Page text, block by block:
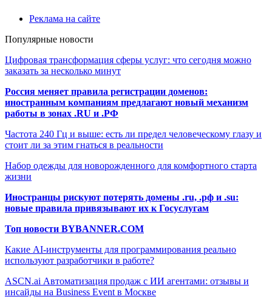
Реклама на сайте
Популярные новости
Цифровая трансформация сферы услуг: что сегодня можно
заказать за несколько минут
Россия меняет правила регистрации доменов:
иностранным компаниям предлагают новый механизм
работы в зонах .RU и .РФ
Частота 240 Гц и выше: есть ли предел человеческому глазу и
стоит ли за этим гнаться в реальности
Набор одежды для новорожденного для комфортного старта
жизни
Иностранцы рискуют потерять домены .ru, .рф и .su:
новые правила привязывают их к Госуслугам
Топ новости BYBANNER.COM
Какие AI-инструменты для программирования реально
используют разработчики в работе?
ASCN.ai Автоматизация продаж с ИИ агентами: отзывы и
инсайды на Business Event в Москве